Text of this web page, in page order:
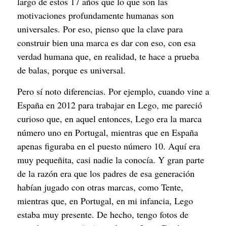
motivaciones profundamente humanas son
universales. Por eso, pienso que la clave para
construir bien una marca es dar con eso, con esa
verdad humana que, en realidad, te hace a prueba
de balas, porque es universal.
Pero sí noto diferencias. Por ejemplo, cuando vine a
España en 2012 para trabajar en Lego, me pareció
curioso que, en aquel entonces, Lego era la marca
número uno en Portugal, mientras que en España
apenas figuraba en el puesto número 10. Aquí era
muy pequeñita, casi nadie la conocía. Y gran parte
de la razón era que los padres de esa generación
habían jugado con otras marcas, como Tente,
mientras que, en Portugal, en mi infancia, Lego
estaba muy presente. De hecho, tengo fotos de